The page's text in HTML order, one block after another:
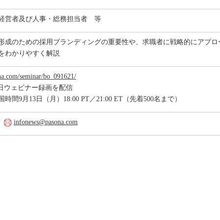
営者及び人事・総務担当者 等
成のための採用ブランディングの重要性や、求職者に戦略的にアプ
わかりやすく解説
seminar/bo_091621/
ウェビナー録画を配信
間9月13日（月）18:00 PT／21:00 ET（先着500名まで）
infonews@pasona.com